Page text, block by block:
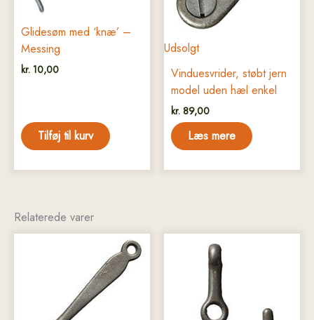
Glidesøm med ‘knæ’ –
Messing
kr. 10,00
Tilføj til kurv
Udsolgt
Vinduesvrider, støbt jern
model uden hæl enkel
kr. 89,00
Læs mere
Relaterede varer